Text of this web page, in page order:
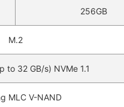
256GB
M.2
to 32 GB/s) NVMe 1.1
MLC V-NAND